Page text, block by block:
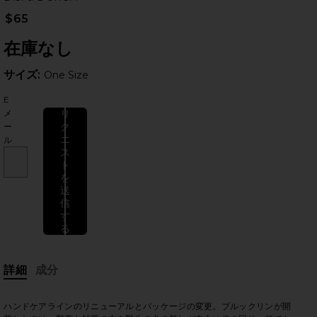
$65
在庫なし
サイズ: One Size
E
メ
ー
ル
リ
ク
エ
ス
ト
を
送
信
す
る
詳細 成分
ハンドケアラインのリニューアルとパッケージの変更。ブルックリンが開